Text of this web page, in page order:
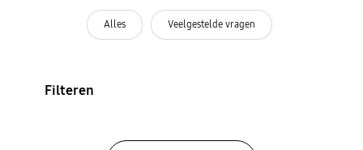
Alles Veelgestelde vragen
Filteren